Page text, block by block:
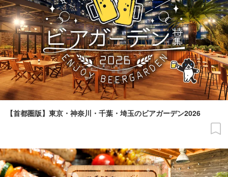
【首都圏版】東京・神奈川・千葉・埼玉のビアガーデン2026